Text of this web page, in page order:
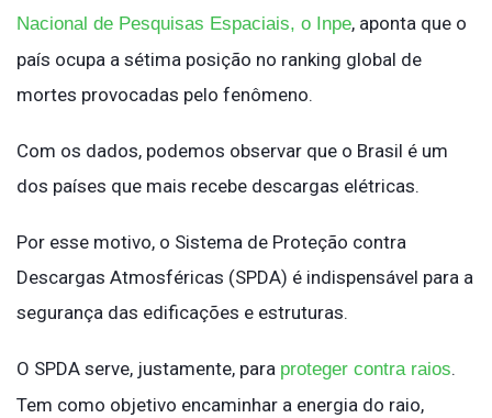
Nacional de Pesquisas Espaciais, o Inpe, aponta que o
país ocupa a sétima posição no ranking global de
mortes provocadas pelo fenômeno.
Com os dados, podemos observar que o Brasil é um
dos países que mais recebe descargas elétricas.
Por esse motivo, o Sistema de Proteção contra
Descargas Atmosféricas (SPDA) é indispensável para a
segurança das edificações e estruturas.
O SPDA serve, justamente, para proteger contra raios.
Tem como objetivo encaminhar a energia do raio,